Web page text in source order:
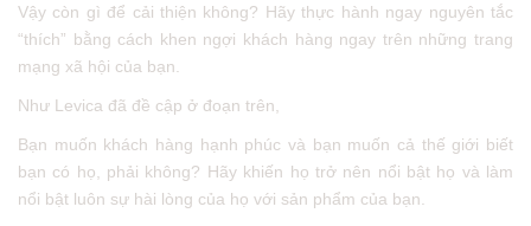
Vậy còn gì để cải thiện không? Hãy thực hành ngay nguyên tắc
“thích” bằng cách khen ngợi khách hàng ngay trên những trang
mạng xã hội của bạn.
Như Levica đã đề cập ở đoạn trên,
Bạn muốn khách hàng hạnh phúc và bạn muốn cả thế giới biết
bạn có họ, phải không? Hãy khiến họ trở nên nổi bật họ và làm
nổi bật luôn sự hài lòng của họ với sản phẩm của bạn.